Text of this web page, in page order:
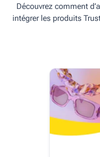
Découvrez comment
intégrer les produits